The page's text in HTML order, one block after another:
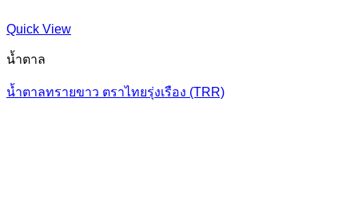
Quick View
น้ำตาล
น้ำตาลทรายขาว ตราไทยรุ่งเรือง (TRR)